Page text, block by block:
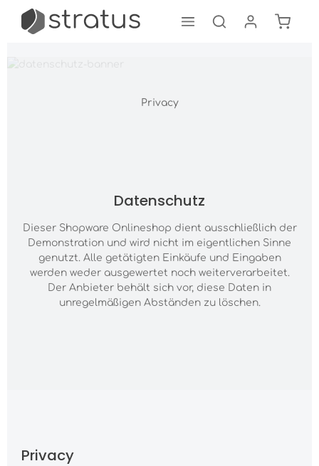
Skip to main content
Privacy
Datenschutz
Dieser Shopware Onlineshop dient ausschließlich der
Demonstration und wird nicht im eigentlichen Sinne
genutzt. Alle getätigten Einkäufe und Eingaben
werden weder ausgewertet noch weiterverarbeitet.
Der Anbieter behält sich vor, diese Daten in
unregelmäßigen Abständen zu löschen.
Privacy